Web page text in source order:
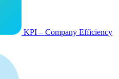
KPI – Company Efficiency